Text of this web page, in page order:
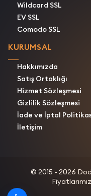
Wildcard SSL
EV SSL
Comodo SSL
KURUMSAL
Hakkımızda
Satış Ortaklığı
Hizmet Sözleşmesi
Gizlilik Sözleşmesi
İade ve İptal
İletişim
© 2015 - 2026